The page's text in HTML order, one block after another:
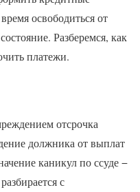
освободиться от
Разберемся, как
платежи.
отсрочка
должника от выплат
каникул по ссуде −
с